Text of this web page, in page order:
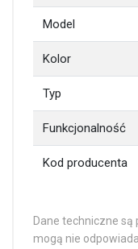
Model
Kolor
Typ
Funkcjonalność
Kod producenta
Dane techniczne
mogą nie